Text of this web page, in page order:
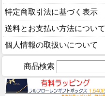
特定商取引法に基づく表示
送料とお支払い方法について
個人情報の取扱いについて
商品検索